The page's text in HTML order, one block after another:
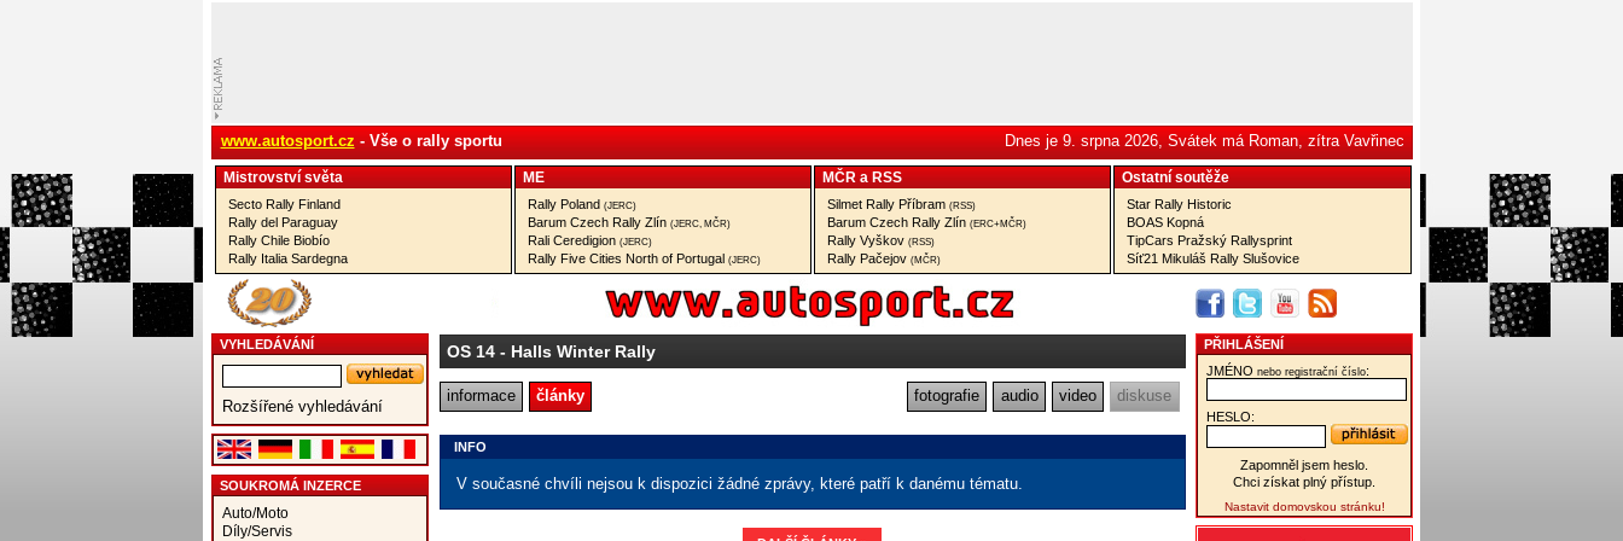
www.autosport.cz - Vše o rally sportu Dnes je 9. srpna 2026, Svátek má Roman, zítra Vavřinec
Mistrovství­ světa
Secto Rally Finland
Rally del Paraguay
Rally Chile Biobío
Rally Italia Sardegna
ME
Rally Poland (JERC)
Barum Czech Rally Zlín (JERC, MČR)
Rali Ceredigion (JERC)
Rally Five Cities North of Portugal (JERC)
MČR a RSS
Silmet Rally Příbram (RSS)
Barum Czech Rally Zlín (ERC+MČR)
Rally Vyškov (RSS)
Rally Pačejov (MČR)
Ostatní­ soutěže
Star Rally Historic
BOAS Kopná
TipCars Pražský Rallysprint
Síť21 Mikuláš Rally Slušovice
VYHLEDÁVÁNÍ
Rozšířené vyhledávání
SOUKROMÁ INZERCE
Auto/Moto
Díly/Servis
OS 14- Halls Winter Rally
informace články fotografie audio video diskuse
INFO
V současné chvíli nejsou k dispozici žádné zprávy, které patří k danému tématu.
PŘIHLÁŠENÍ
JMÉNO nebo registrační číslo:
HESLO:
Zapomněl jsem heslo.
Chci získat plný přístup.
Nastavit domovskou stránku!